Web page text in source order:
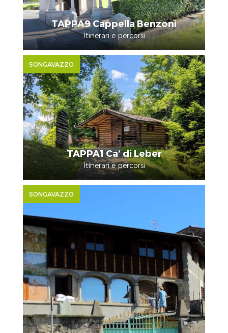
TAPPA9 Cappella Benzoni
Itinerari e percorsi
SONGAVAZZO
TAPPA1 Ca’ di Leber
Itinerari e percorsi
SONGAVAZZO